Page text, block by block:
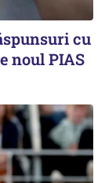
cu
noul PIAS